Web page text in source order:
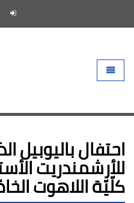
Toggle
احتفال باليوبيل
للأرشمندريت
كلّيّة اللاهوت